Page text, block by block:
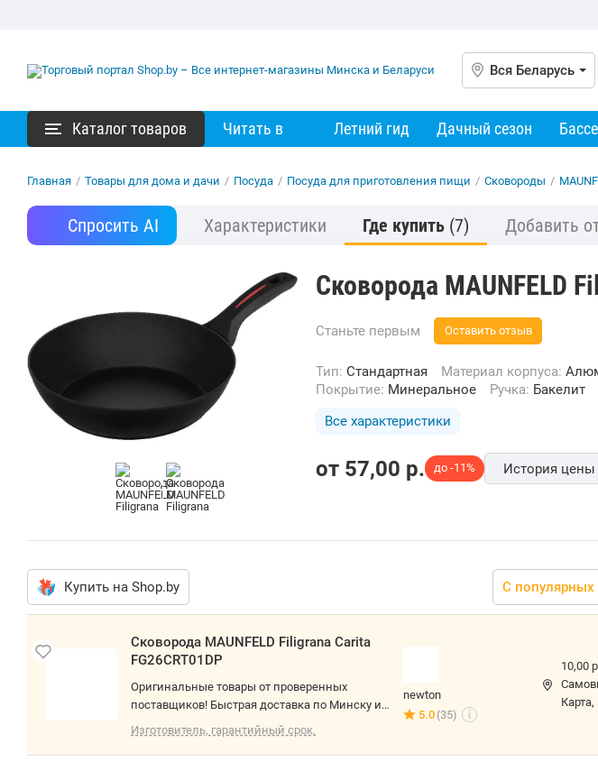
Вся Беларусь
Каталог товаров Читать в Летний гид Дачный сезон
Главная / Товары для дома и дачи / Посуда / Посуда для приготовления пищи / Сковороды /
Спросить AI Характеристики Где купить (7) Добавить
Сковорода MAUNFELD
Станьте первым Оставить отзыв
Тип: Стандартная Материал корпуса:
Покрытие: Минеральное Ручка: Бакелит
Все характеристики
от 57,00 p. до -11% История цены
Купить на Shop.by С популярных
Сковорода MAUNFELD Filigrana Carita
FG26CRT01DP
Оригинальные товары от проверенных
поставщиков! Быстрая доставка по Минску и
РБ. О товаре: стандартная, алюминий,
покрытие минеральное, 26 см, бакелитовая
ручка
Изготовитель, гарантийный срок.
newton
5.0 (35) i
10,00